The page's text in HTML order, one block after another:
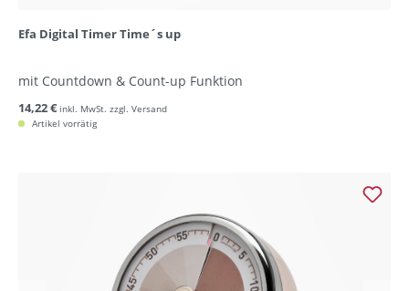
Efa Digital Timer Time´s up
mit Countdown & Count-up Funktion
14,22 € inkl. MwSt. zzgl. Versand
Artikel vorrätig